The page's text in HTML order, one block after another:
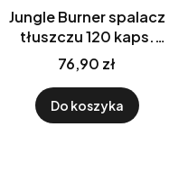
Jungle Burner spalacz
tłuszczu 120 kaps.
7Nutrition
76,90 zł
Do koszyka